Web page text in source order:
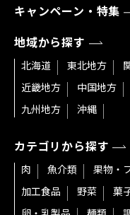
キャンペーン・特集
地域から探す
北海道 東北地方
近畿地方
中国地方
九州地方
沖縄
カテゴリから探す
肉 魚介類 果物・
加工食品
野菜
菓